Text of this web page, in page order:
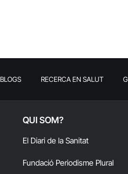
BLOGS RECERCA EN SALUT
QUI SOM?
El Diari de la Sanitat
Fundació Periodisme Plural